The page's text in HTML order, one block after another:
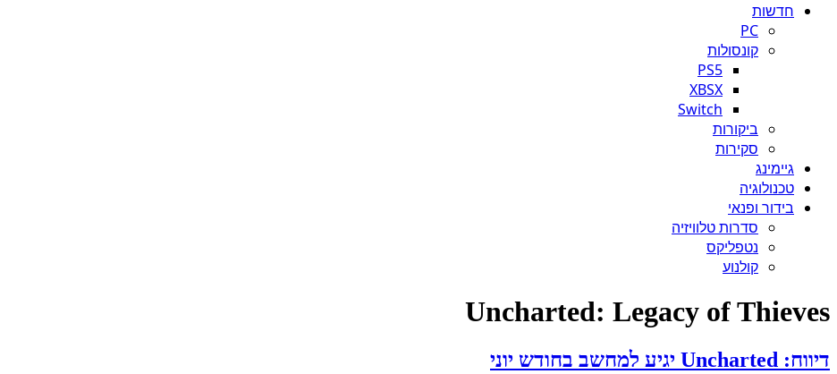
חדשות
PC
קונסולות
PS5
XBSX
Switch
ביקורות
סקירות
גיימינג
טכנולוגיה
בידור ופנאי
סדרות טלוויזיה
נטפליקס
קולנוע
Uncharted: Legacy of Thieves
דיווח: Uncharted יגיע למחשב בחודש יוני